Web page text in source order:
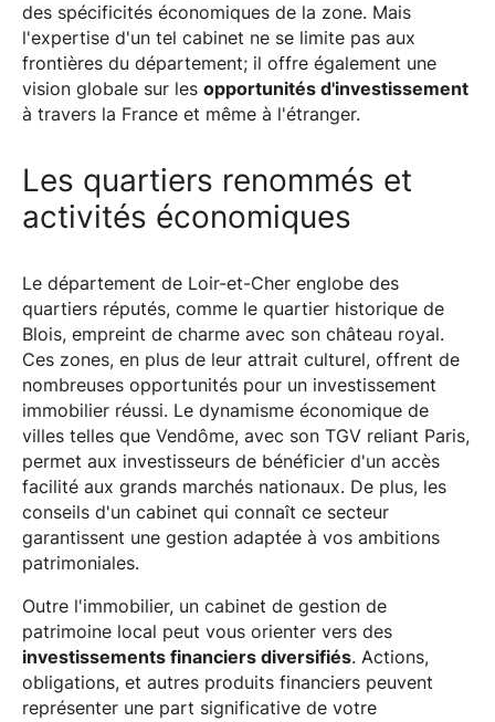
des spécificités économiques de la zone. Mais
l'expertise d'un tel cabinet ne se limite pas aux
frontières du département; il offre également une
vision globale sur les opportunités d'investissement
à travers la France et même à l'étranger.
Les quartiers renommés et
activités économiques
Le département de Loir-et-Cher englobe des
quartiers réputés, comme le quartier historique de
Blois, empreint de charme avec son château royal.
Ces zones, en plus de leur attrait culturel, offrent de
nombreuses opportunités pour un investissement
immobilier réussi. Le dynamisme économique de
villes telles que Vendôme, avec son TGV reliant Paris,
permet aux investisseurs de bénéficier d'un accès
facilité aux grands marchés nationaux. De plus, les
conseils d'un cabinet qui connaît ce secteur
garantissent une gestion adaptée à vos ambitions
patrimoniales.
Outre l'immobilier, un cabinet de gestion de
patrimoine local peut vous orienter vers des
investissements financiers diversifiés. Actions,
obligations, et autres produits financiers peuvent
représenter une part significative de votre